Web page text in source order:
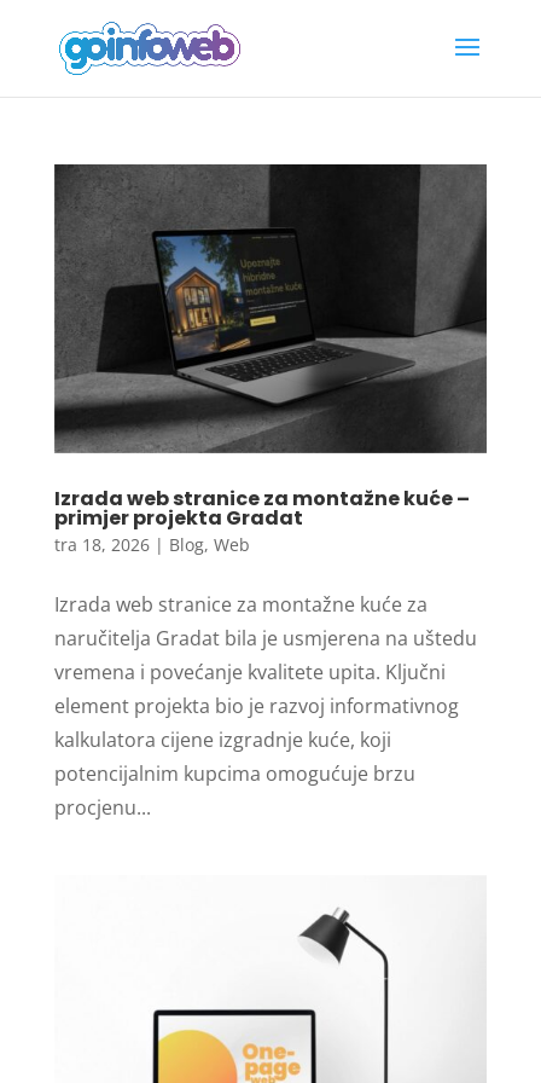
Izrada web stranice za montažne kuće –
primjer projekta Gradat
tra 18, 2026| Blog, Web
Izrada web stranice za montažne kuće za
naručitelja Gradat bila je usmjerena na uštedu
vremena i povećanje kvalitete upita. Ključni
element projekta bio je razvoj informativnog
kalkulatora cijene izgradnje kuće, koji
potencijalnim kupcima omogućuje brzu
procjenu...